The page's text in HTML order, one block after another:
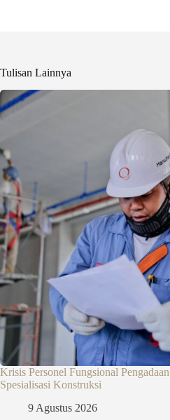
Tulisan Lainnya
Krisis Personel Fungsional
Spesialisasi Konstruksi
9 Agustus 2026